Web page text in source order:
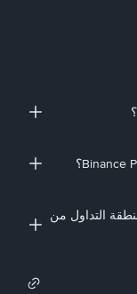
التداول من